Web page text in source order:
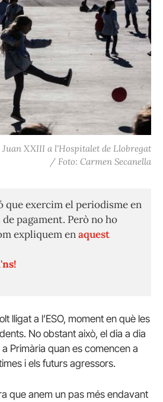
XXIII a l'Hospitalet de Llobregat
/ Foto: Carmen Secanella
que exercim el periodisme en
pagament. Però no ho
expliquem enaquest
lligat a l’ESO, moment en què les
No obstant això, el dia a dia
Primària quan es comencen a
i els futurs agressors.
que anem un pas més endavant